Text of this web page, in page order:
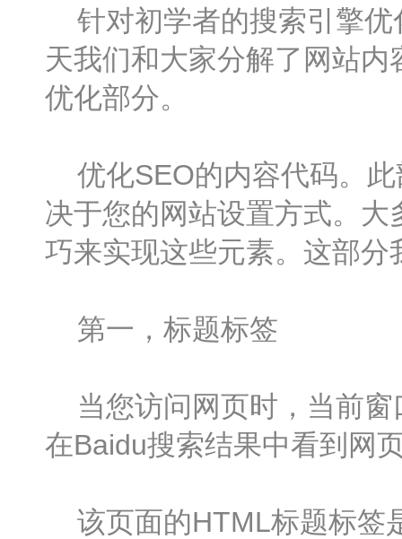
针对初学者的搜索引擎优
天我们和大家分解了网站
优化部分。
优化SEO的内容代码。此
决于您的网站设置方式。
巧来实现这些元素。这部
第一，标题标签
当您访问网页时，当前窗
在Baidu搜索结果中看到网
该页面的HTML标题标签